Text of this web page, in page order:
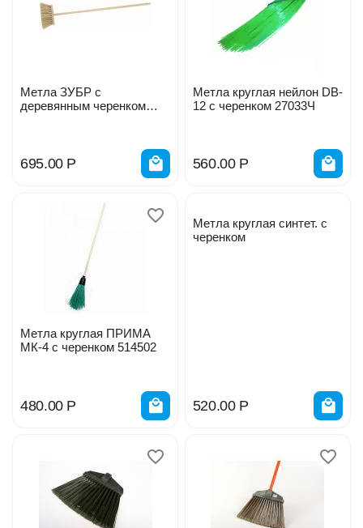
Метла ЗУБР с
деревянным черенком
695.00 Р
Метла круглая нейлон DB-
12 с черенком 27033Ч
560.00 Р
Метла круглая ПРИМА
МК-4 с черенком 514502
480.00 Р
Метла круглая синтет. с
черенком
520.00 Р